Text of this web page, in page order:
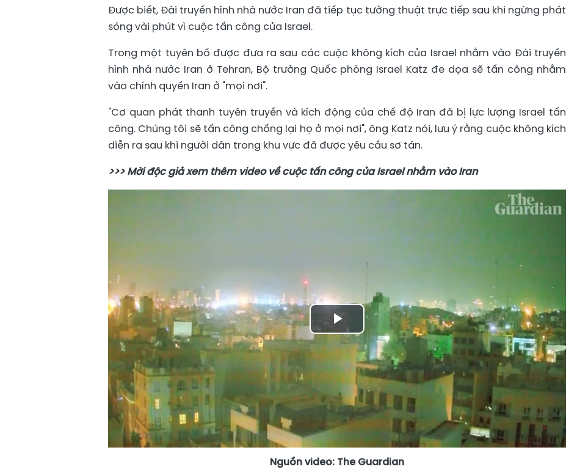
Được biết, Đài truyền hình nhà nước Iran đã tiếp tục tường thuật trực tiếp sau khi ngừng phát
sóng vài phút vì cuộc tấn công của Israel.
Trong một tuyên bố được đưa ra sau các cuộc không kích của Israel nhằm vào Đài truyền
hình nhà nước Iran ở Tehran, Bộ trưởng Quốc phòng Israel Katz đe dọa sẽ tấn công nhằm
vào chính quyền Iran ở "mọi nơi".
"Cơ quan phát thanh tuyên truyền và kích động của chế độ Iran đã bị lực lượng Israel tấn
công. Chúng tôi sẽ tấn công chống lại họ ở mọi nơi", ông Katz nói, lưu ý rằng cuộc không kích
diễn ra sau khi người dân trong khu vực đã được yêu cầu sơ tán.
>>> Mời độc giả xem thêm video về cuộc tấn công của Israel nhằm vào Iran
Play
Video
Nguồn video: The Guardian